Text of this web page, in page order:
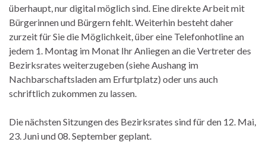
überhaupt, nur digital möglich sind. Eine direkte Arbeit mit
Bürgerinnen und Bürgern fehlt. Weiterhin besteht daher
zurzeit für Sie die Möglichkeit, über eine Telefonhotline an
jedem 1. Montag im Monat Ihr Anliegen an die Vertreter des
Bezirksrates weiterzugeben (siehe Aushang im
Nachbarschaftsladen am Erfurtplatz) oder uns auch
schriftlich zukommen zu lassen.
Die nächsten Sitzungen des Bezirksrates sind für den 12. Mai,
23. Juni und 08. September geplant.